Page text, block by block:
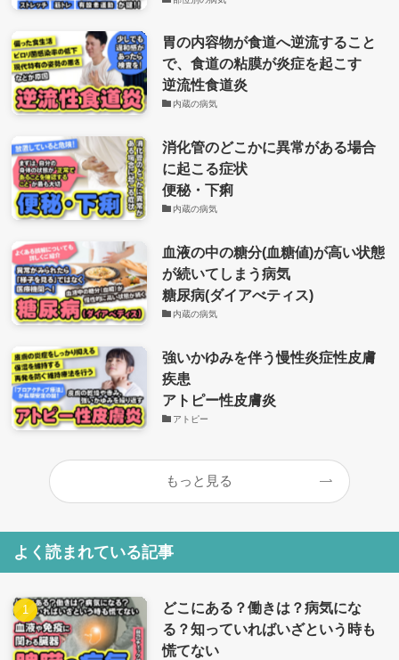
胃の内容物が食道へ逆流すること
で、食道の粘膜が炎症を起こす
逆流性食道炎
内蔵の病気
消化管のどこかに異常がある場合
に起こる症状
便秘・下痢
内蔵の病気
血液の中の糖分(血糖値)が高い状態
が続いてしまう病気
糖尿病(ダイアべティス)
内蔵の病気
強いかゆみを伴う慢性炎症性皮膚
疾患
アトピー性皮膚炎
アトピー
もっと見る
よく読まれている記事
どこにある？働きは？病気にな
る？知っていればいざという時も
慌てない